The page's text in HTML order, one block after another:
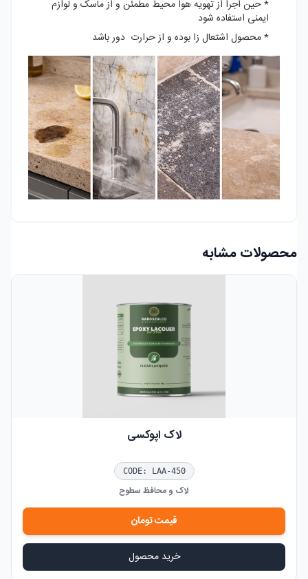
* حین اجرا از تهویه هوا محیط مطمئن و از ماسک و لوازم
ایمنی استفاده شود
* محصول اشتعال زا بوده و از حرارت دور باشد
محصولات مشابه
لاک اپوکسی
CODE: LAA-450
لاک و محافظ سطوح
قیمتتومان
خرید محصول